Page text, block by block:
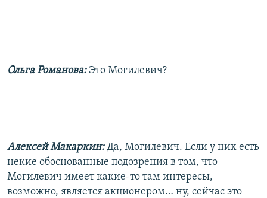
Ольга Романова: Это Могилевич?
Алексей Макаркин: Да, Могилевич. Если у них есть
некие обоснованные подозрения в том, что
Могилевич имеет какие-то там интересы,
возможно, является акционером… ну, сейчас это